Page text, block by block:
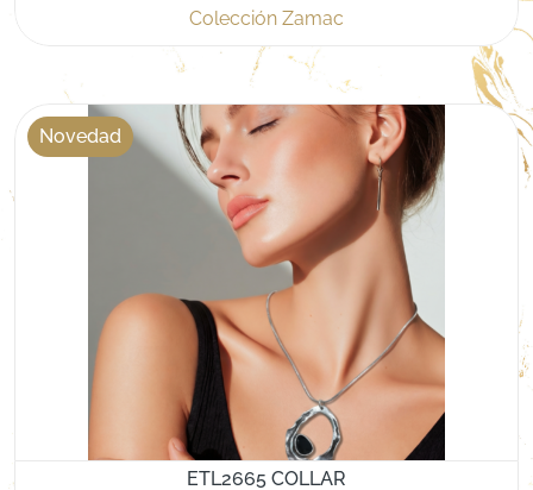
Colección Zamac
Novedad
ETL2665 COLLAR